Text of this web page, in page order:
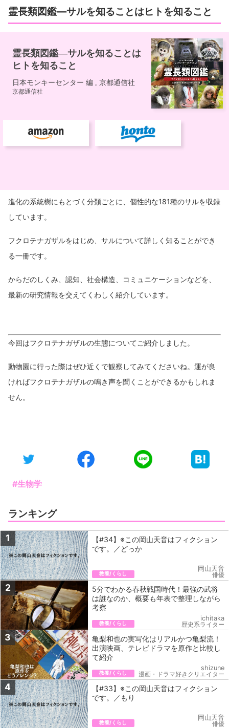
霊長類図鑑―サルを知ることはヒトを知ること
進化の系統樹にもとづく分類ごとに、個性的な181種のサルを収録
しています。
フクロテナガザルをはじめ、サルについて詳しく知ることができ
る一冊です。
からだのしくみ、認知、社会構造、コミュニケーションなどを、
最新の研究情報を交えてくわしく紹介しています。
今回はフクロテナガザルの生態についてご紹介しました。
動物園に行った際はぜひ近くで観察してみてくださいね。運が良
ければフクロテナガザルの鳴き声を聞くことができるかもしれま
せん。
#生物学
ランキング
1
【#34】※この岡山天音はフィクション
です。／どっか
教養/くらし
岡山天音
俳優
2
5分でわかる春秋戦国時代！最強の武将
は誰なのか、概要も年表で整理しながら
考察
教養/くらし
ichitaka
歴史系ライター
3
亀梨和也の実写化はリアルかつ亀梨流！
出演映画、テレビドラマを原作と比較し
て紹介
教養/くらし
shizune
漫画・ドラマ好きクリエイター
4
【#33】※この岡山天音はフィクション
です。／もり
教養/くらし
岡山天音
俳優